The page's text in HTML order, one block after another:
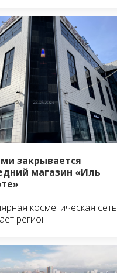
закрывается
магазин «Иль
косметическая сеть
регион